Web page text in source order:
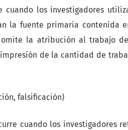
los investigadores
la fuente primaria contenida
la atribución al trabajo
de la cantidad de
falsificación)
cuando los investigadores